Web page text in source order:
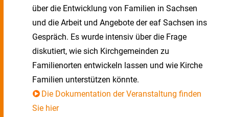
über die Entwicklung von Familien in Sachsen
und die Arbeit und Angebote der eaf Sachsen ins
Gespräch. Es wurde intensiv über die Frage
diskutiert, wie sich Kirchgemeinden zu
Familienorten entwickeln lassen und wie Kirche
Familien unterstützen könnte.
Die Dokumentation der Veranstaltung finden
Sie hier